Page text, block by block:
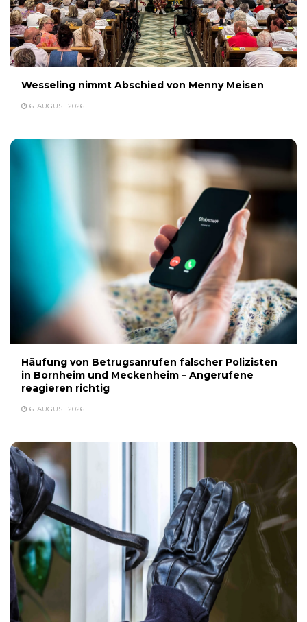
Wesseling nimmt Abschied von Menny Meisen
6. AUGUST 2026
Häufung von Betrugsanrufen falscher Polizisten
in Bornheim und Meckenheim – Angerufene
reagieren richtig
6. AUGUST 2026